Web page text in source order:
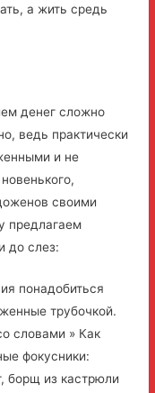
а жить средь
денег сложно
ведь практически
и не
своими
предлагаем
до слез:
понадобиться
трубочкой.
словами » Как
фокусники:
борщ из кастрюли